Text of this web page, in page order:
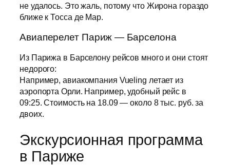
не удалось. Это жаль, потому что Жирона гораздо
ближе к Тосса де Мар.
Авиаперелет Париж — Барселона
Из Парижа в Барселону рейсов много и они стоят
недорого:
Например, авиакомпания Vueling летает из
аэропорта Орли. Например, удобный рейс в
09:25. Стоимость на 18.09 — около 8 тыс. руб. за
двоих.
Экскурсионная программа
в Париже